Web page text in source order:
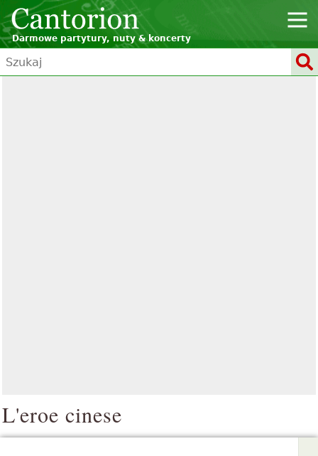
Darmowe partytury, nuty & koncerty
L'eroe cinese